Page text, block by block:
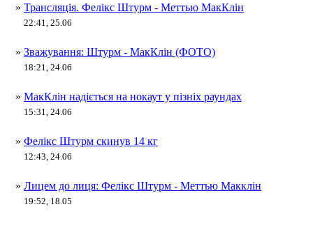
» Трансляція. Фелікс Штурм - Меттью МакКлін
22:41, 25.06
» Зважування: Штурм - МакКлін (ФОТО)
18:21, 24.06
» МакКлін надіється на нокаут у пізніх раундах
15:31, 24.06
» Фелікс Штурм скинув 14 кг
12:43, 24.06
» Лицем до лиця: Фелікс Штурм - Меттью Макклін
19:52, 18.05